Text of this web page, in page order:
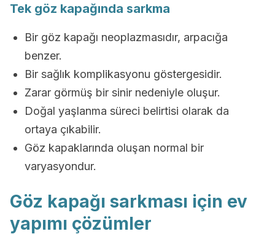
Tek göz kapağında sarkma
Bir göz kapağı neoplazmasıdır, arpacığa
benzer.
Bir sağlık komplikasyonu göstergesidir.
Zarar görmüş bir sinir nedeniyle oluşur.
Doğal yaşlanma süreci belirtisi olarak da
ortaya çıkabilir.
Göz kapaklarında oluşan normal bir
varyasyondur.
Göz kapağı sarkması için ev
yapımı çözümler